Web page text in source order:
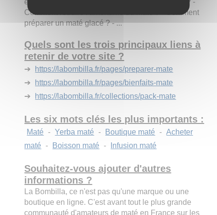
Comment réduire l'amertume du maté ? - Comment
préparer un maté glacé ? - ...
Quels sont les trois principaux liens à
retenir de votre site ?
➔
https://labombilla.fr/pages/preparer-mate
➔
https://labombilla.fr/pages/bienfaits-mate
➔
https://labombilla.fr/collections/pack-mate
Les six mots clés les plus importants :
Maté - Yerba maté - Boutique maté - Acheter
maté - Boisson maté - Infusion maté
Souhaitez-vous ajouter d'autres
informations ?
La Bombilla, ce n'est pas qu'une marque ou une
boutique en ligne. C'est avant tout le plus grande
communauté d'amateurs de maté en France sur les